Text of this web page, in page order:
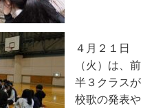
４月２１日
（火）は、前
半３クラスが
校歌の発表や